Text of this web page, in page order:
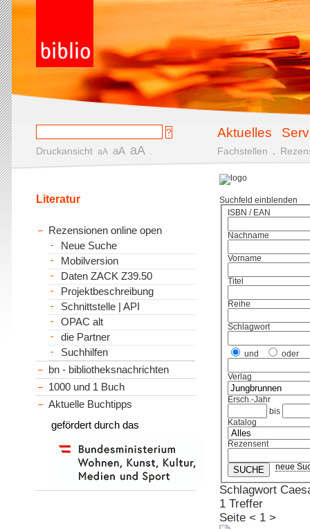
Aktuelles
Druckansicht aA aA aA Fachstellen
Suchfeld einblenden
ISBN / EAN
Nachname
Vorname
Titel
Reihe
Schlagwort
und oder
Verlag
Ersch.-Jahr
bis
Katalog
Rezensent
neue
Schlagwort
1 Treffer
Seite < 1 >
Literatur
Rezensionen online open
Neue Suche
Mobilversion
Daten ZACK Z39.50
Projektbeschreibung
Schnittstelle | API
OPAC alt
die Partner
Suchhilfen
bn - bibliotheksnachrichten
1000 und 1 Buch
Aktuelle Buchtipps
gefördert durch das